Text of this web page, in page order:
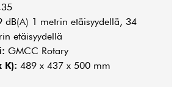
dB(A) 1 metrin etäisyydellä, 34
etäisyydellä
GMCC Rotary
K): 489 x 437 x 500 mm